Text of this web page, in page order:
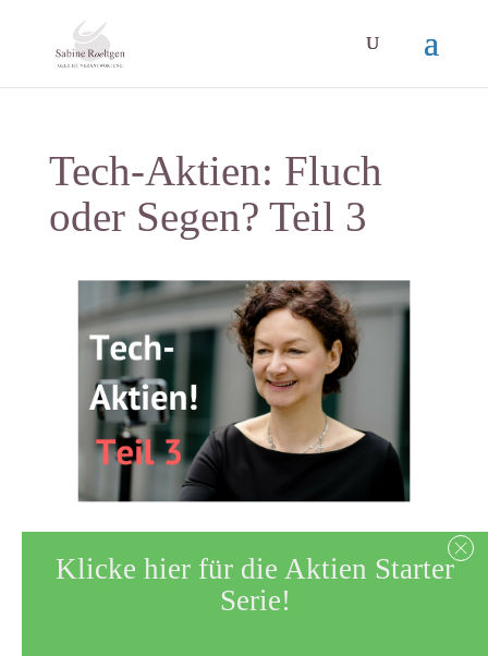
Tech-Aktien: Fluch
oder Segen? Teil 3
Zuletzt aktualisiert am 24. Mai 2018 by
Klicke hier für die Aktien Starter
Serie!